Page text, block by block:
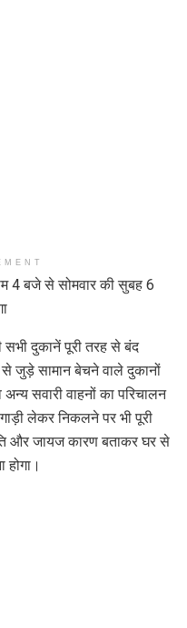
4 बजे से सोमवार की सुबह 6
सभी दुकानें पूरी तरह से बंद
जुड़े सामान बेचने वाले दुकानों
सवारी वाहनों का परिचालन
लेकर निकलने पर भी पूरी
और जायज कारण बताकर घर से